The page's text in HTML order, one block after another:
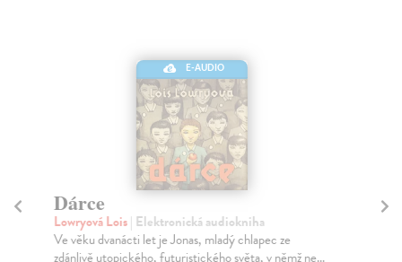
E-AUDIO
Dárce
Lowryová Lois| Elektronická audiokniha
Ve věku dvanácti let je Jonas, mladý chlapec ze
zdánlivě utopického, futuristického světa, v němž ne...